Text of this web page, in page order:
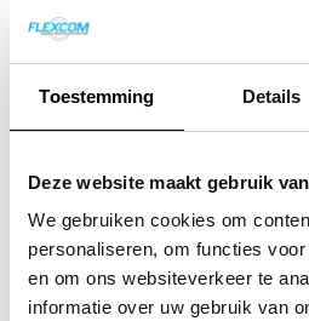
Toestemming Details
Deze website maakt gebruik
We gebruiken cookies om
personaliseren, om functies
en om ons websiteverkeer te
informatie over uw gebruik van
Het vaste
over telefonie.
oude
Galaxy